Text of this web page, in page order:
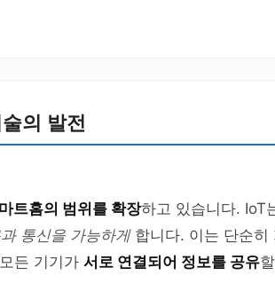
의 발전
트홈의 범위를 확장하고 있습니다. IoT
통신을 가능하게합니다. 이는 단순히
든 기기가 서로 연결되어 정보를 공유